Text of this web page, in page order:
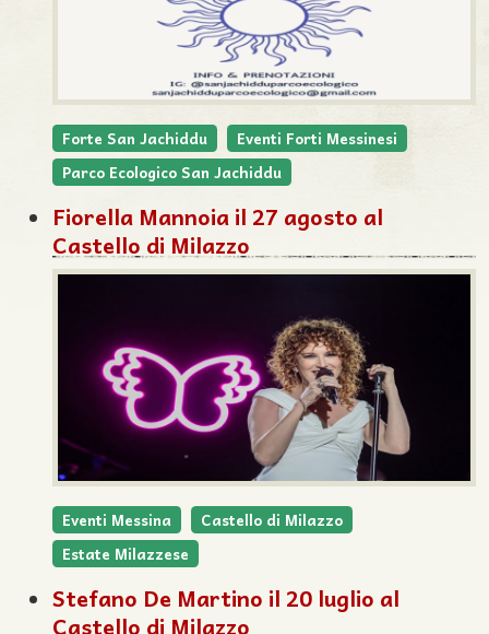
Forte San Jachiddu
Eventi Forti Messinesi
Parco Ecologico San Jachiddu
Fiorella Mannoia il 27 agosto al
Castello di Milazzo
Eventi Messina
Castello di Milazzo
Estate Milazzese
Stefano De Martino il 20 luglio al
Castello di Milazzo